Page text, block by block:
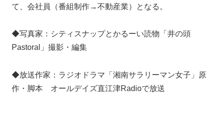
て、会社員（番組制作→不動産業）となる。
◆写真家：シティスナップとかるーい読物「井の頭
Pastoral」撮影・編集
◆放送作家：ラジオドラマ「湘南サラリーマン女子」原
作・脚本 オールデイズ直江津Radioで放送